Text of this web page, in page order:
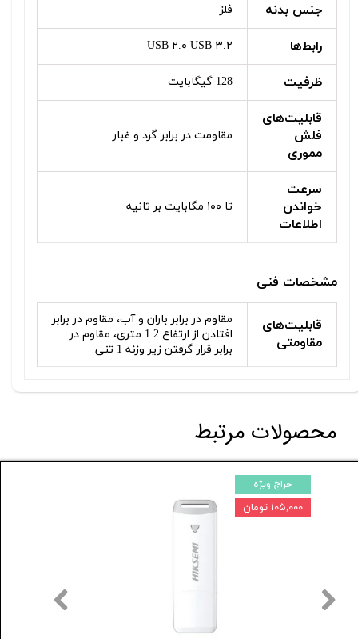
جنس بدنه فلز
رابط‌ها USB ۲.۰ USB ۳.۲
ظرفیت 128 گیگابایت
قابلیت‌های
فلش
مموری
مقاومت در برابر گرد و غبار
سرعت
خواندن
اطلاعات
تا ۱۰۰ مگابایت بر ثانیه
مشخصات فنی
قابلیت‌های
مقاومتی
مقاوم در برابر باران و آب، مقاوم در برابر
افتادن از ارتفاع 1.2 متری، مقاوم در
برابر قرار گرفتن زیر وزنه 1 تنی
محصولات مرتبط